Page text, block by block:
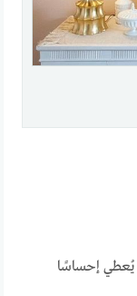
يُعطي إحساسًا